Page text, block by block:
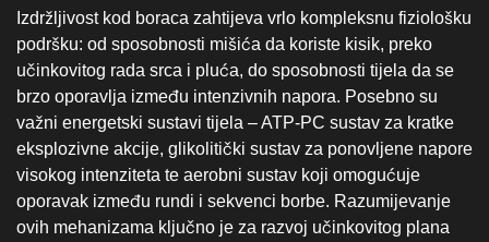
Izdržljivost kod boraca zahtijeva vrlo kompleksnu fiziološku
podršku: od sposobnosti mišića da koriste kisik, preko
učinkovitog rada srca i pluća, do sposobnosti tijela da se
brzo oporavlja između intenzivnih napora. Posebno su
važni energetski sustavi tijela – ATP-PC sustav za kratke
eksplozivne akcije, glikolitički sustav za ponovljene napore
visokog intenziteta te aerobni sustav koji omogućuje
oporavak između rundi i sekvenci borbe. Razumijevanje
ovih mehanizama ključno je za razvoj učinkovitog plana